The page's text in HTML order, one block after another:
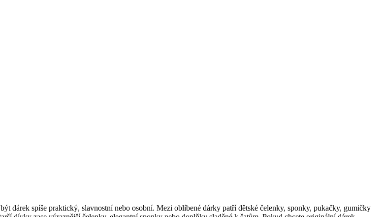
dárek spíše praktický, slavnostní nebo osobní. Mezi oblíbené dárky patří dětské čelenky, sponky, pukačky, gumičky